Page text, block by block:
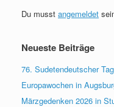
Du musst angemeldet
Neueste Beiträge
76. Sudetendeutscher
Europawochen in
Märzgedenken 2026 in